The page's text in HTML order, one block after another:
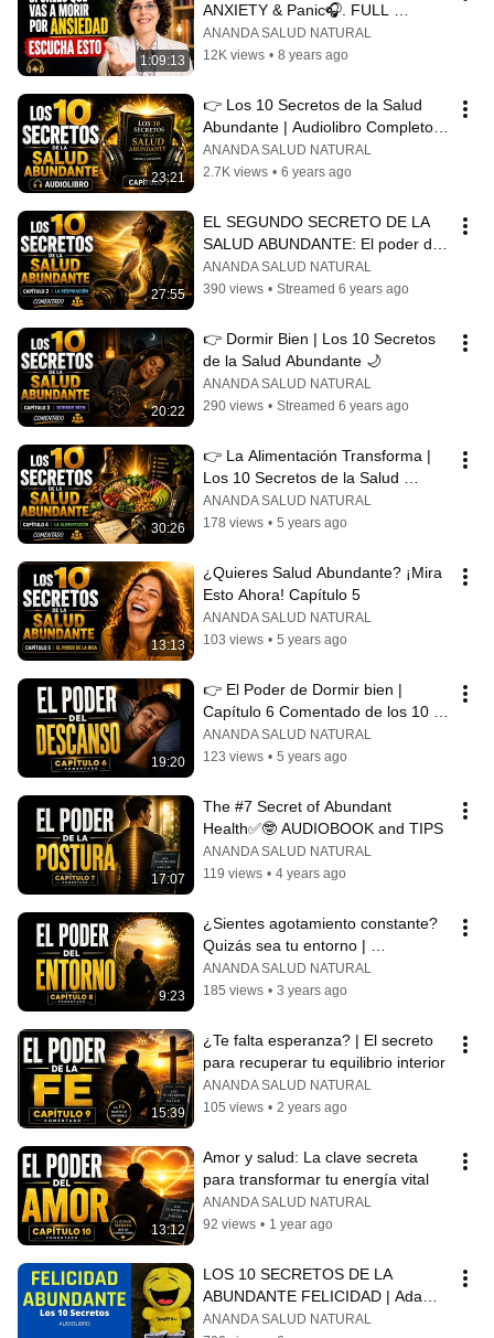
1:09:13
ANXIETY & Panic🎧. FULL
SUMMARY
ANANDA SALUD NATURAL
12K views • 8 years ago
23:21
👉 Los 10 Secretos de la Salud
Abundante | Audiolibro Completo
🌿
ANANDA SALUD NATURAL
2.7K views • 6 years ago
27:55
EL SEGUNDO SECRETO DE LA
SALUD ABUNDANTE: El poder de
la respiración
ANANDA SALUD NATURAL
390 views • Streamed 6 years ago
20:22
👉 Dormir Bien | Los 10 Secretos
de la Salud Abundante 🌙
ANANDA SALUD NATURAL
290 views • Streamed 6 years ago
30:26
👉 La Alimentación Transforma |
Los 10 Secretos de la Salud
Abundante 🥗
ANANDA SALUD NATURAL
178 views • 5 years ago
13:13
¿Quieres Salud Abundante? ¡Mira
Esto Ahora! Capítulo 5
ANANDA SALUD NATURAL
103 views • 5 years ago
19:20
👉 El Poder de Dormir bien |
Capítulo 6 Comentado de los 10
secretos
ANANDA SALUD NATURAL
123 views • 5 years ago
17:07
The #7 Secret of Abundant
Health✅🤓 AUDIOBOOK and TIPS
ANANDA SALUD NATURAL
119 views • 4 years ago
9:23
¿Sientes agotamiento constante?
Quizás sea tu entorno |
Reflexiones
ANANDA SALUD NATURAL
185 views • 3 years ago
15:39
¿Te falta esperanza? | El secreto
para recuperar tu equilibrio interior
ANANDA SALUD NATURAL
105 views • 2 years ago
13:12
Amor y salud: La clave secreta
para transformar tu energía vital
ANANDA SALUD NATURAL
92 views • 1 year ago
LOS 10 SECRETOS DE LA
ABUNDANTE FELICIDAD | Adam
J.Jackson🍀
ANANDA SALUD NATURAL